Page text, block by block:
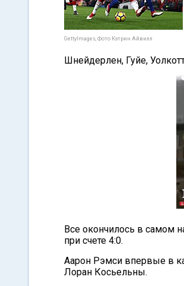
GettyImages, Фото Кэтрин Айвилл
Шнейдерлен, Гуйе,
Все окончилось в самом
при счете 4:0.
Аарон Рэмси впервые в
Лоран Косьельны.